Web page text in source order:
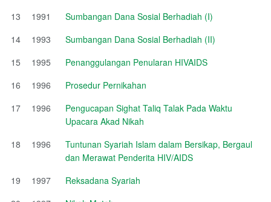
13
1991
Sumbangan Dana Sosial Berhadiah (I)
14
1993
Sumbangan Dana Sosial Berhadiah (II)
15
1995
Penanggulangan Penularan HIVAIDS
16
1996
Prosedur Pernikahan
17
1996
Pengucapan Sighat Taliq Talak Pada Waktu
Upacara Akad Nikah
18
1996
Tuntunan Syariah Islam dalam Bersikap, Bergaul
dan Merawat Penderita HIV/AIDS
19
1997
Reksadana Syariah